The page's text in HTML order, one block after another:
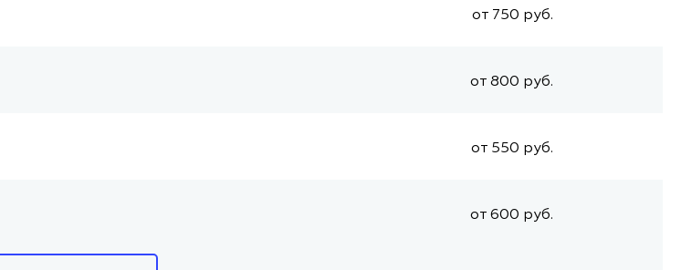
от 750 руб.
от 800 руб.
от 550 руб.
от 600 руб.